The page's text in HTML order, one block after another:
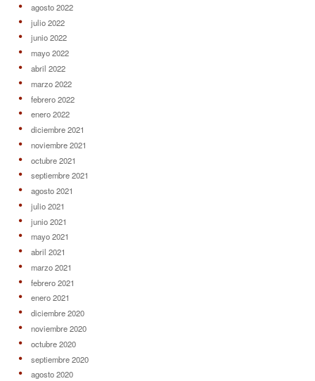
agosto 2022
julio 2022
junio 2022
mayo 2022
abril 2022
marzo 2022
febrero 2022
enero 2022
diciembre 2021
noviembre 2021
octubre 2021
septiembre 2021
agosto 2021
julio 2021
junio 2021
mayo 2021
abril 2021
marzo 2021
febrero 2021
enero 2021
diciembre 2020
noviembre 2020
octubre 2020
septiembre 2020
agosto 2020